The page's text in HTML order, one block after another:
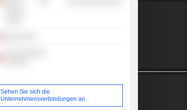
Sehen Sie sich die
Unternehmensverbindungen an